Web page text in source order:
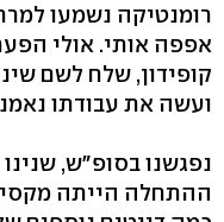
רומנטיקה נשמעו
אפפה אותי. אולי
קופידון, שלח לשם
ועשה את עבודתו
נפגשנו בסופ"ש,
ההתחלה הייתה